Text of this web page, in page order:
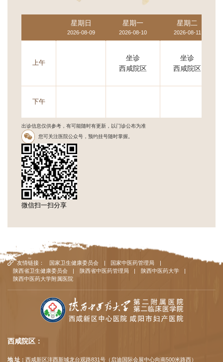
星期日
2026-08-09
星期一
2026-08-10
星期二
2026-08-11
上午
坐诊
西咸院区
坐诊
西咸院区
下午
出诊信息仅供参考，有可能随时有更新，以门诊公布为准
您可关注医院公众号，预约挂号随时掌握。
微信扫一扫分享
友情链接： 国家卫生健康委员会 国家中医药管理局
陕西省卫生健康委员会
陕西省中医药管理局 陕西中医药大学
陕西中医药大学附属医院
西咸院区：
地 址： 西咸新区沣西新城龙台观路831号（启迪国际会展中心向南500米路西）